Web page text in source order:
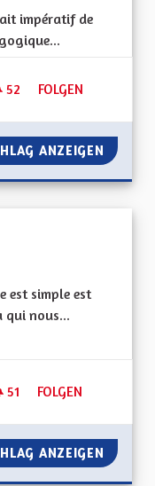
impératif de
52 52 FOLLOWER
FOLGEN
TABLEAUX
ANZEIGEN
est simple est
qui nous...
51 51 FOLLOWER
FOLGEN
TOUS
ANZEIGEN TOUS